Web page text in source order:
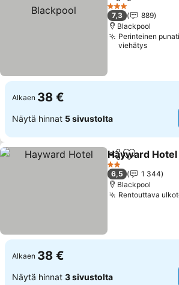
3 Tähtiluokitus
7,3
889
Blackpool
Perinteinen
viehätys
Alkaen 38 €
Näytä hinnat 5 sivustolta
Jaa Lisää
Hayward Hotel
2 Tähtiluokitus
6,5
1 344
Blackpool
Rentouttava
Alkaen 38 €
Näytä hinnat 3 sivustolta